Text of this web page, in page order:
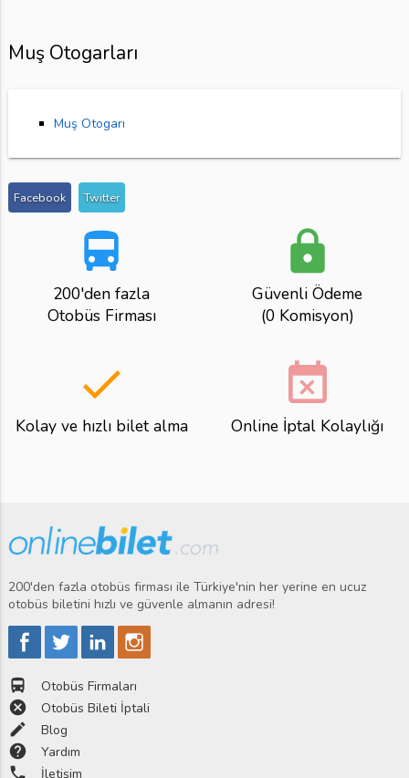
Muş Otogarları
Muş Otogarı
Facebook Twitter
directions_bus
200'den fazla
Otobüs Firması
lock
Güvenli Ödeme
(0 Komisyon)
done
Kolay ve hızlı bilet alma
event_busy
Online İptal Kolaylığı
200'den fazla otobüs firması ile Türkiye'nin her yerine en ucuz
otobüs biletini hızlı ve güvenle almanın adresi!
directions_bus Otobüs Firmaları
cancel Otobüs Bileti İptali
edit Blog
help Yardım
phone İletişim